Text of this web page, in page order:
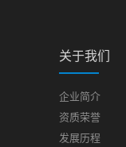
关于我们
企业简介
资质荣誉
发展历程